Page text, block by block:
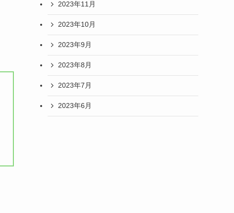
2023年11月
2023年10月
2023年9月
2023年8月
2023年7月
2023年6月